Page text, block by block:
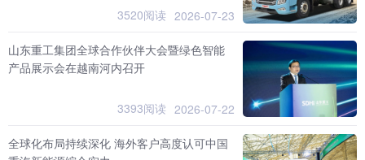
3520阅读 2026-07-23
山东重工集团全球合作伙伴大会暨绿色智能
产品展示会在越南河内召开
3393阅读 2026-07-22
全球化布局持续深化 海外客户高度认可中国